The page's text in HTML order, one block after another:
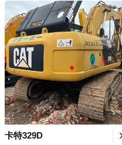
卡特329D